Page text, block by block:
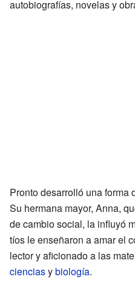
autobiografías, novelas y
Pronto desarrolló una forma
Su hermana mayor, Anna,
de cambio social, la influyó
tíos le enseñaron a amar el
lector y aficionado a las
cienciasybiología.